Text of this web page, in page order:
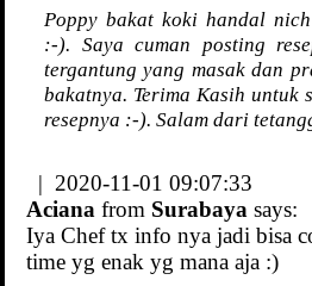
Poppy bakat koki handal
:-). Saya cuman posting
tergantung yang masak dan
bakatnya. Terima Kasih untuk
resepnya :-). Salam dari
| 2020-11-01 09:07:33
Aciana from Surabaya says:
Iya Chef tx info nya jadi bisa
time yg enak yg mana aja :)